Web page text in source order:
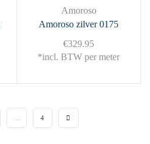
Amoroso
Amoroso zilver 0175
€329.95
*incl. BTW per meter
4